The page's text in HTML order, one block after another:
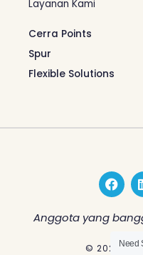
Layanan Kami
Cerra Points
Spur
Flexible Solutions
F
a
c
e
Anggota yang
© 2026Need